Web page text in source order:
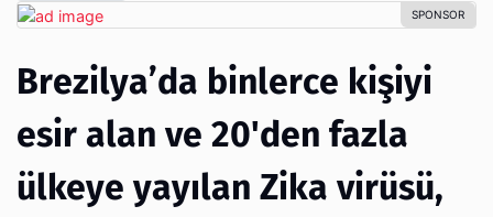
Brezilya’da binlerce kişiyi
esir alan ve 20'den fazla
ülkeye yayılan Zika virüsü,